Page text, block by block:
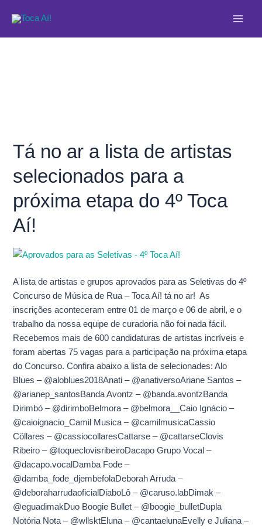
para
Tá no ar a lista de artistas
selecionados para a
próxima etapa do 4º Toca
Aí!
A lista de artistas e grupos aprovados para as Seletivas do 4º
Concurso de Música de Rua – Toca Aí! tá no ar! As
inscrições aconteceram entre 01 de março e 06 de abril, e o
trabalho da nossa equipe de curadoria não foi nada fácil.
Recebemos mais de 600 candidaturas de artistas incríveis e
foram abertas 75 vagas para a participação na próxima etapa
do Concurso. Confira abaixo a lista de selecionades: Alo
Blues – @aloblues2018Anati – @anativersoAriane Santos –
@arianep_santosBanda Avontz – @banda.avontzBanda
Dirimbó – @dirimboBelmora – @belmora__Caio Ignácio –
@caioignacio_Camil Musica – @camilmusicaCassio
Cöllares – @cassiocollaresCattarse – @cattarseClovis
Ribeiro – @toqueclovisribeiroDacapo Grupo Vocal –
@dacapo.vocalDamba Fode –
@damba_fode_djembefolaDeborah Arruda –
@deboraharrudaoficialDiaboLô – @caruso.labDimak –
@eguadimakDuo Boogie Bullet – @boogie_bulletDupla
Notória Nota – @wllsktEluna – @cantaelunaEvelly e Juliana –
Tá
no
ar
lista
de
artistas
para
próxima
etapa
do
4º
Toca
Aí!